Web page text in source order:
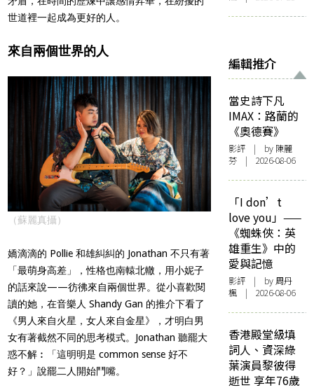
世道裡一起成為更好的人。
來自兩個世界的人
（蘇麗真攝）
嬌滴滴的 Pollie 和雄糾糾的 Jonathan 不只有著
「最萌身高差」，性格也南轅北轍，用小妮子
的話來說——彷彿來自兩個世界。從小喜歡閱
讀的她，在音樂人​ Shandy Gan​ 的推介下看了
《男人來自火星，女人來自金星》，才明白男
女有著截然不同的思考模式。Jonathan 聽罷大
惑不解︰「這明明是 common sense 好不
好？」說罷二人開始鬥嘴。
編輯推介
當史詩下凡
IMAX：路蘭的
《奧德賽》
影評 | by 陳麗
芬 | 2026-08-06
「I don’t
love you」——
《蜘蛛俠：英
雄重生》中的
愛與記憶
影評 | by周丹
楓 | 2026-08-06
香港殿堂級填
詞人、資深綠
葉演員黎彼得
逝世 享年76歲